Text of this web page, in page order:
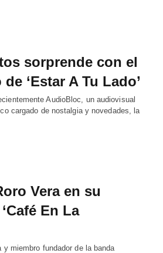
sorprende con el
‘Estar A Tu Lado’
AudioBloc, un audiovisual
cargado de nostalgia y novedades, la
Vera en su
En La
y miembro fundador de la banda